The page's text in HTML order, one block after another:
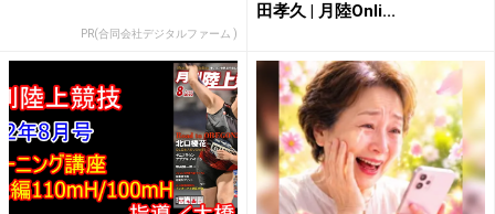
PR(合同会社デジタルファーム )
田孝久 | 月陸Onli...